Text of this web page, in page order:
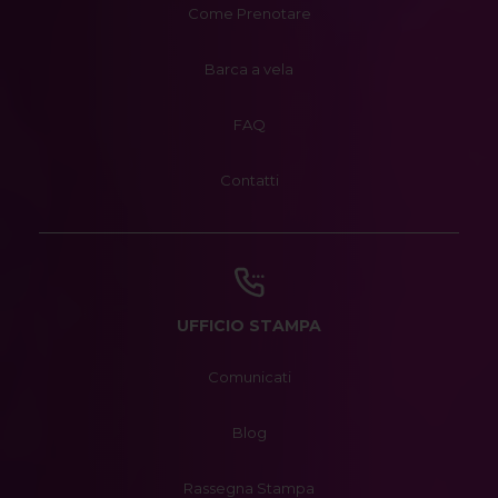
Come Prenotare
Barca a vela
FAQ
Contatti
UFFICIO STAMPA
Comunicati
Blog
Rassegna Stampa